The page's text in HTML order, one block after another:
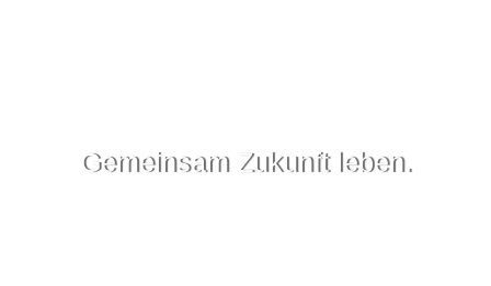
Gemeinsam Zukunft leben.